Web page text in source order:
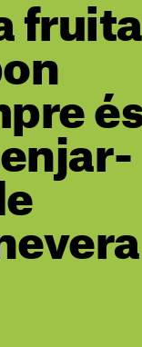
fruita